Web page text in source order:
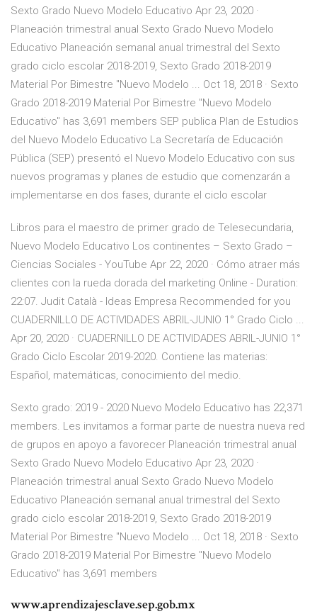
Sexto Grado Nuevo Modelo Educativo Apr 23, 2020 ·
Planeación trimestral anual Sexto Grado Nuevo Modelo
Educativo Planeación semanal anual trimestral del Sexto
grado ciclo escolar 2018-2019, Sexto Grado 2018-2019
Material Por Bimestre "Nuevo Modelo ... Oct 18, 2018 · Sexto
Grado 2018-2019 Material Por Bimestre "Nuevo Modelo
Educativo" has 3,691 members SEP publica Plan de Estudios
del Nuevo Modelo Educativo La Secretaría de Educación
Pública (SEP) presentó el Nuevo Modelo Educativo con sus
nuevos programas y planes de estudio que comenzarán a
implementarse en dos fases, durante el ciclo escolar
Libros para el maestro de primer grado de Telesecundaria,
Nuevo Modelo Educativo Los continentes – Sexto Grado –
Ciencias Sociales - YouTube Apr 22, 2020 · Cómo atraer más
clientes con la rueda dorada del marketing Online - Duration:
22:07. Judit Català - Ideas Empresa Recommended for you
CUADERNILLO DE ACTIVIDADES ABRIL-JUNIO 1° Grado Ciclo ...
Apr 20, 2020 · CUADERNILLO DE ACTIVIDADES ABRIL-JUNIO 1°
Grado Ciclo Escolar 2019-2020. Contiene las materias:
Español, matemáticas, conocimiento del medio.
Sexto grado: 2019 - 2020 Nuevo Modelo Educativo has 22,371
members. Les invitamos a formar parte de nuestra nueva red
de grupos en apoyo a favorecer Planeación trimestral anual
Sexto Grado Nuevo Modelo Educativo Apr 23, 2020 ·
Planeación trimestral anual Sexto Grado Nuevo Modelo
Educativo Planeación semanal anual trimestral del Sexto
grado ciclo escolar 2018-2019, Sexto Grado 2018-2019
Material Por Bimestre "Nuevo Modelo ... Oct 18, 2018 · Sexto
Grado 2018-2019 Material Por Bimestre "Nuevo Modelo
Educativo" has 3,691 members
www.aprendizajesclave.sep.gob.mx